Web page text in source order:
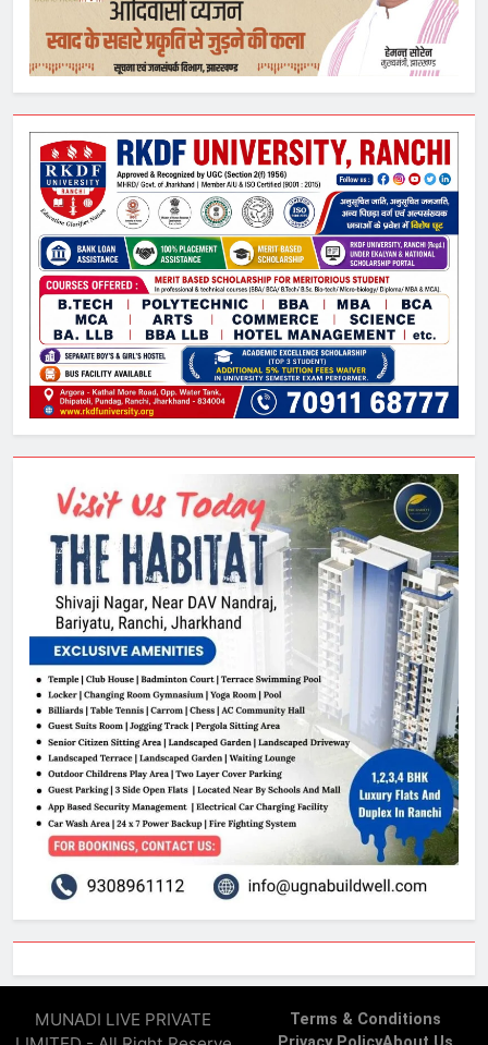
MUNADI LIVE PRIVATE
Terms & Conditions